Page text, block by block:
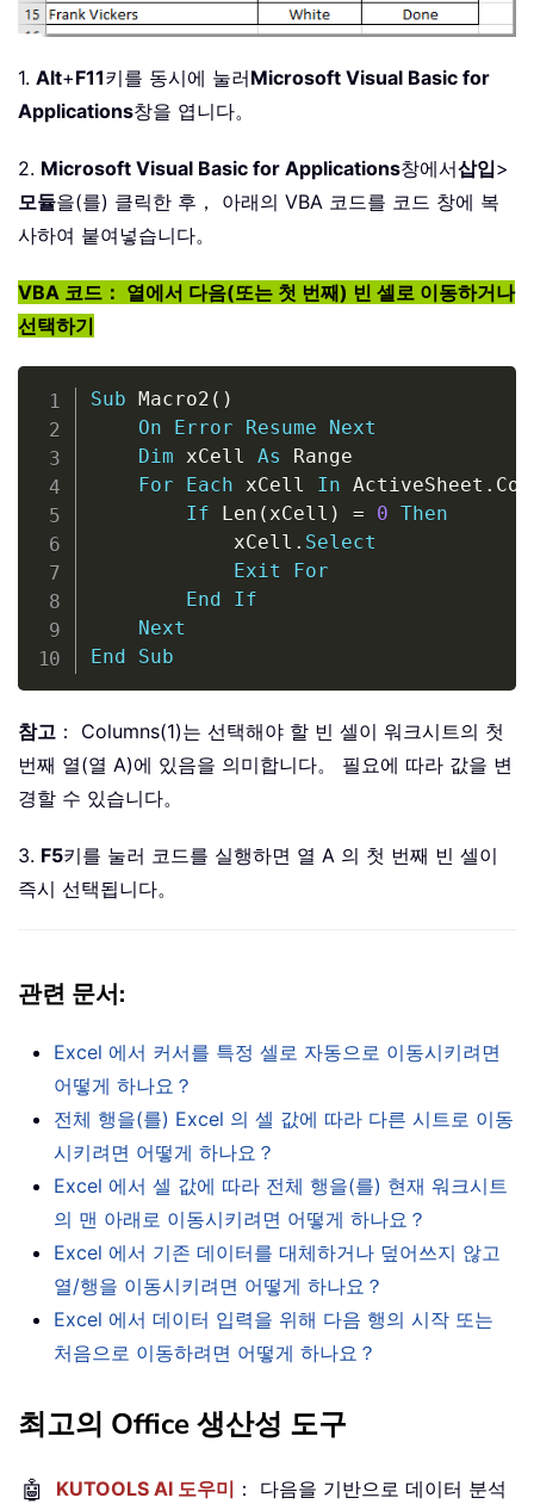
1. Alt+F11키를 동시에 눌러Microsoft Visual Basic for
Applications창을 엽니다。
2. Microsoft Visual Basic for Applications창에서삽입>
모듈을(를) 클릭한 후， 아래의 VBA 코드를 코드 창에 복
사하여 붙여넣습니다。
VBA 코드： 열에서 다음(또는 첫 번째) 빈 셀로 이동하거나
선택하기
Sub Macro2 ( )
On
Error Resume
Next
Dim xCell As Range
For
Each xCell In ActiveSheet .
If Len ( xCell ) = 0 Then
            xCell
. Select
Exit
For
End
If
Next
End
Sub
참고 ： Columns(1)는 선택해야 할 빈 셀이 워크시트의 첫
번째 열(열 A)에 있음을 의미합니다。 필요에 따라 값을 변
경할 수 있습니다。
3. F5키를 눌러 코드를 실행하면 열 A 의 첫 번째 빈 셀이
즉시 선택됩니다。
관련 문서:
Excel 에서 커서를 특정 셀로 자동으로 이동시키려면
어떻게 하나요？
전체 행을(를) Excel 의 셀 값에 따라 다른 시트로 이동
시키려면 어떻게 하나요？
Excel 에서 셀 값에 따라 전체 행을(를) 현재 워크시트
의 맨 아래로 이동시키려면 어떻게 하나요？
Excel 에서 기존 데이터를 대체하거나 덮어쓰지 않고
열/행을 이동시키려면 어떻게 하나요？
Excel 에서 데이터 입력을 위해 다음 행의 시작 또는
처음으로 이동하려면 어떻게 하나요？
최고의 Office 생산성 도구
🤖 KUTOOLS AI 도우미 ： 다음을 기반으로 데이터 분석